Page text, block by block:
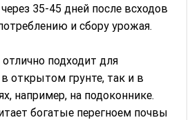
35-45 дней после всходов
и сбору урожая.
подходит для
открытом грунте, так и в
например, на подоконнике.
богатые перегноем почвы